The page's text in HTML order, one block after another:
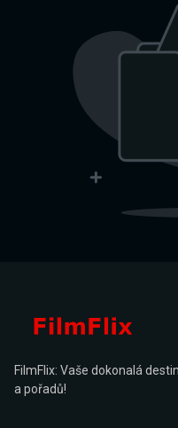
FilmFlix: Vaše dokonalá
a pořadů!